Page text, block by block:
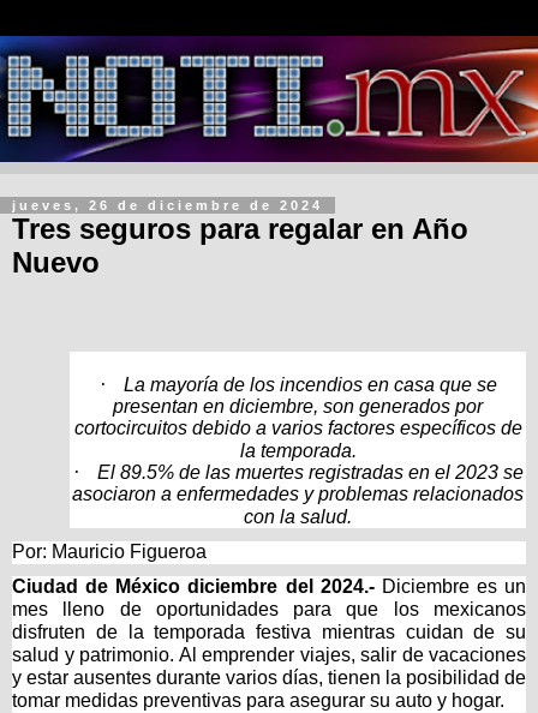
jueves, 26 de diciembre de 2024
Tres seguros para regalar en Año
Nuevo
·
La mayoría de los incendios en casa que se
presentan en diciembre, son generados por
cortocircuitos debido a varios factores específicos de
la temporada.
·
El 89.5% de las muertes registradas en el 2023 se
asociaron a enfermedades y problemas relacionados
con la salud.
Por: Mauricio Figueroa
Ciudad de México diciembre del 2024.- Diciembre es un
mes lleno de oportunidades para que los mexicanos
disfruten de la temporada festiva mientras cuidan de su
salud y patrimonio. Al emprender viajes, salir de vacaciones
y estar ausentes durante varios días, tienen la posibilidad de
tomar medidas preventivas para asegurar su auto y hogar.